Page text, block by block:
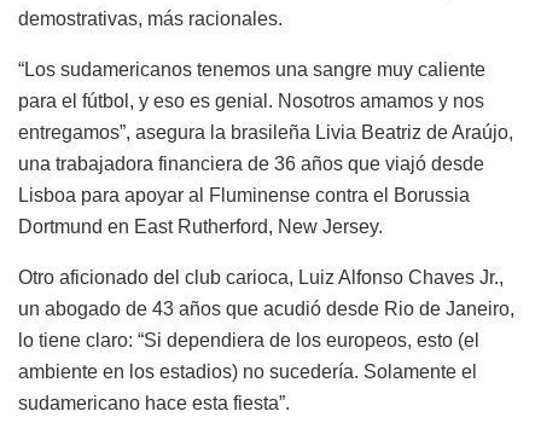
demostrativas, más racionales.
“Los sudamericanos tenemos una sangre muy caliente
para el fútbol, y eso es genial. Nosotros amamos y nos
entregamos”, asegura la brasileña Livia Beatriz de Araújo,
una trabajadora financiera de 36 años que viajó desde
Lisboa para apoyar al Fluminense contra el Borussia
Dortmund en East Rutherford, New Jersey.
Otro aficionado del club carioca, Luiz Alfonso Chaves Jr.,
un abogado de 43 años que acudió desde Rio de Janeiro,
lo tiene claro: “Si dependiera de los europeos, esto (el
ambiente en los estadios) no sucedería. Solamente el
sudamericano hace esta fiesta”.